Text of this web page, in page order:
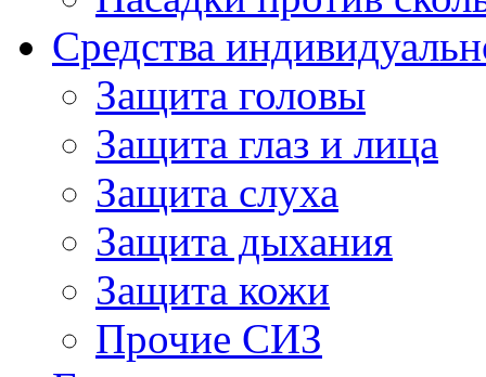
Средства
Защита головы
Защита глаз и лица
Защита слуха
Защита дыхания
Защита кожи
Прочие СИЗ